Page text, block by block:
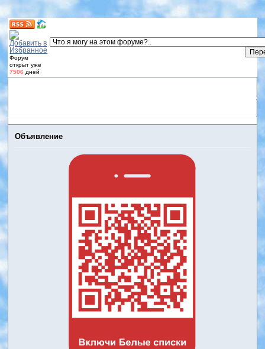
Форум
открыт уже
7506 дней
Объявление